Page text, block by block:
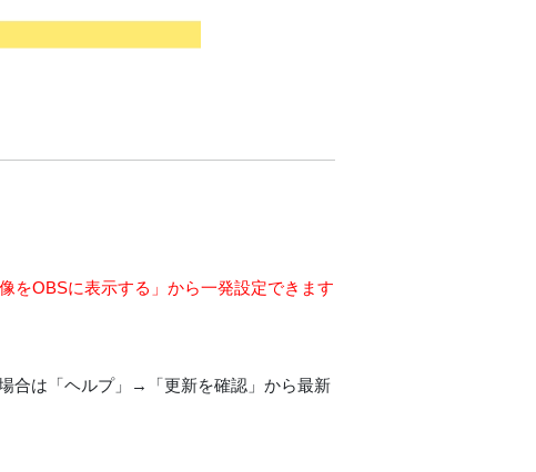
をOBSに表示する」から一発設定できます
合は「ヘルプ」→「更新を確認」から最新